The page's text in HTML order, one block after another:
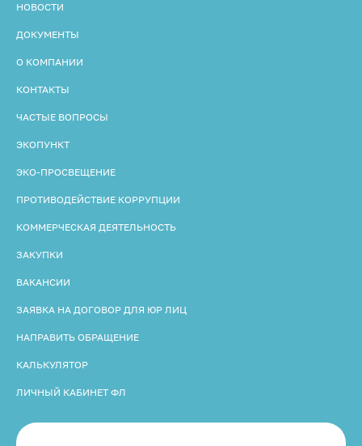
НОВОСТИ
ДОКУМЕНТЫ
О КОМПАНИИ
КОНТАКТЫ
ЧАСТЫЕ ВОПРОСЫ
ЭКОПУНКТ
ЭКО-ПРОСВЕЩЕНИЕ
ПРОТИВОДЕЙСТВИЕ КОРРУПЦИИ
КОММЕРЧЕСКАЯ ДЕЯТЕЛЬНОСТЬ
ЗАКУПКИ
ВАКАНСИИ
ЗАЯВКА НА ДОГОВОР ДЛЯ ЮР ЛИЦ
НАПРАВИТЬ ОБРАЩЕНИЕ
КАЛЬКУЛЯТОР
ЛИЧНЫЙ КАБИНЕТ ФЛ